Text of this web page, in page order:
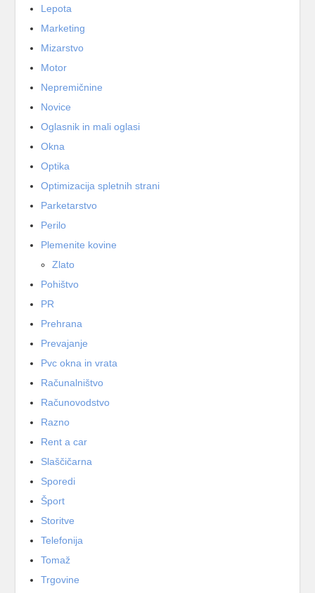
Lepota
Marketing
Mizarstvo
Motor
Nepremičnine
Novice
Oglasnik in mali oglasi
Okna
Optika
Optimizacija spletnih strani
Parketarstvo
Perilo
Plemenite kovine
Zlato
Pohištvo
PR
Prehrana
Prevajanje
Pvc okna in vrata
Računalništvo
Računovodstvo
Razno
Rent a car
Slaščičarna
Sporedi
Šport
Storitve
Telefonija
Tomaž
Trgovine